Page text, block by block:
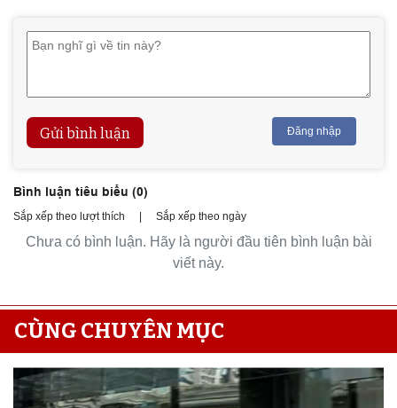
Gửi bình luận Đăng nhập
Bình luận tiêu biểu (0)
Sắp xếp theo lượt thích Sắp xếp theo ngày
Chưa có bình luận. Hãy là người đầu tiên bình luận bài
viết này.
CÙNG CHUYÊN MỤC